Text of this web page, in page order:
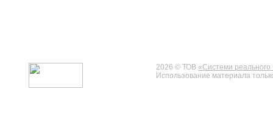
2026 © ТОВ «Системи реального
Использование материала